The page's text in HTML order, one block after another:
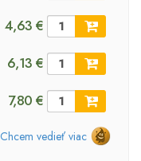
4,63 €
6,13 €
7,80 €
Chcem vedieť viac